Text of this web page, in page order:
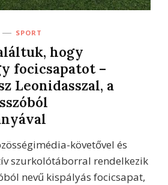
SPORT
hogy
focicsapatot –
Leonidasszal, a
követővel és
szurkolótáborral rendelkezik
nevű kispályás focicsapat,